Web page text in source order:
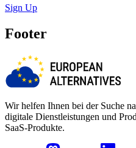
Sign Up
Footer
Wir helfen Ihnen bei der Suche
digitale Dienstleistungen und
SaaS-Produkte.